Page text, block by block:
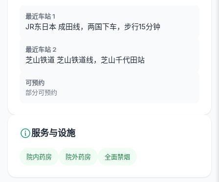
最近车站 1
JR东日本 成田线，两国下车，步行15分钟
最近车站 2
芝山铁道 芝山铁道线，芝山千代田站
可预约
部分可预约
服务与设施
院内药房 院外药房 全面禁烟